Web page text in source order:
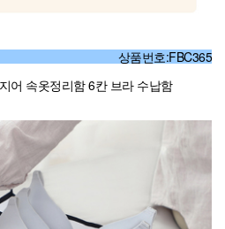
상품번호:FBC365
어 속옷정리함 6칸 브라 수납함